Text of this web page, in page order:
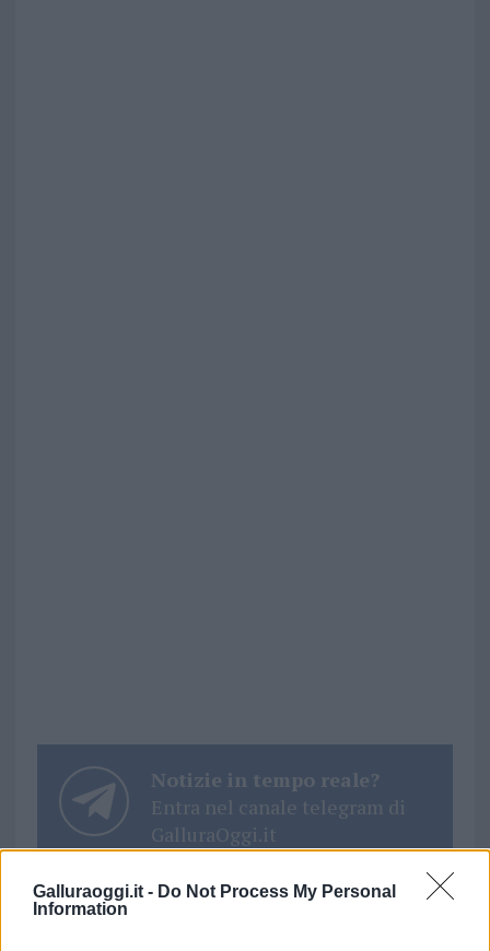
Galluraoggi.it - Do Not Process My Personal
Information
Notizie in tempo reale?
Entra nel canale telegram di
GalluraOggi.it